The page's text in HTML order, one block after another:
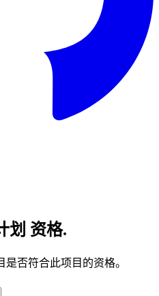
划 资格.
否符合此项目的资格。